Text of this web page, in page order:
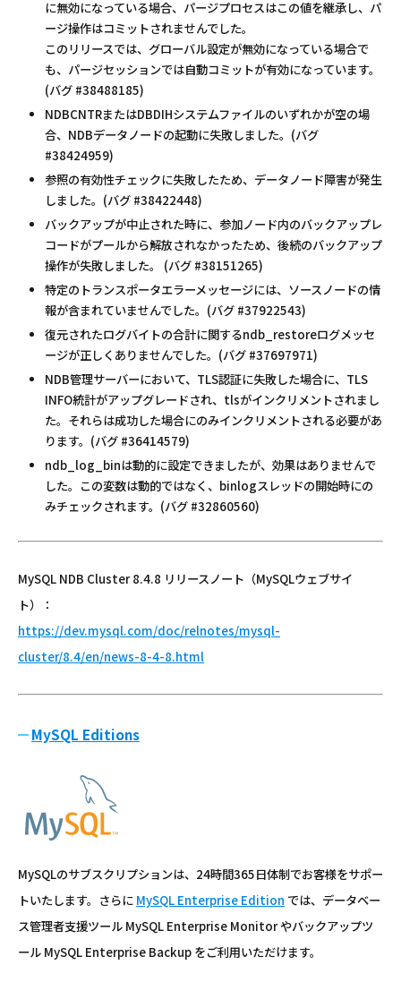
に無効になっている場合、パージプロセスはこの値を継承し、パ
ージ操作はコミットされませんでした。
このリリースでは、グローバル設定が無効になっている場合で
も、パージセッションでは自動コミットが有効になっています。
(バグ #38488185)
NDBCNTRまたはDBDIHシステムファイルのいずれかが空の場
合、NDBデータノードの起動に失敗しました。(バグ
#38424959)
参照の有効性チェックに失敗したため、データノード障害が発生
しました。(バグ #38422448)
バックアップが中止された時に、参加ノード内のバックアップレ
コードがプールから解放されなかったため、後続のバックアップ
操作が失敗しました。 (バグ #38151265)
特定のトランスポータエラーメッセージには、ソースノードの情
報が含まれていませんでした。(バグ #37922543)
復元されたログバイトの合計に関するndb_restoreログメッセ
ージが正しくありませんでした。(バグ #37697971)
NDB管理サーバーにおいて、TLS認証に失敗した場合に、TLS
INFO統計がアップグレードされ、tlsがインクリメントされまし
た。それらは成功した場合にのみインクリメントされる必要があ
ります。(バグ #36414579)
ndb_log_binは動的に設定できましたが、効果はありませんで
した。この変数は動的ではなく、binlogスレッドの開始時にの
みチェックされます。(バグ #32860560)
MySQL NDB Cluster 8.4.8 リリースノート（MySQLウェブサイ
ト）：
https://dev.mysql.com/doc/relnotes/mysql-
cluster/8.4/en/news-8-4-8.html
MySQL Editions
MySQLのサブスクリプションは、24時間365日体制でお客様をサポー
トいたします。さらに MySQL Enterprise Edition では、データベー
ス管理者支援ツール MySQL Enterprise Monitor やバックアップツ
ール MySQL Enterprise Backup をご利用いただけます。